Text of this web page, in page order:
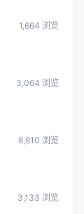
1,664 浏览
3,064 浏览
8,810 浏览
3,133 浏览